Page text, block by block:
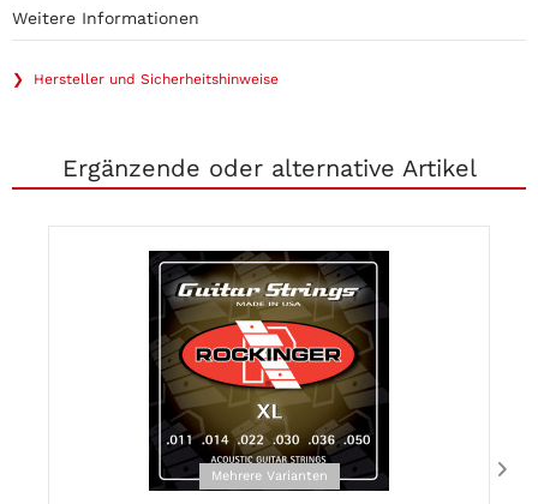
Weitere Informationen
❯ Hersteller und Sicherheitshinweise
Ergänzende oder alternative Artikel
Mehrere Varianten